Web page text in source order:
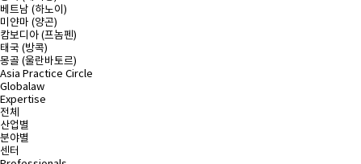
베트남 (하노이)
미얀마 (양곤)
캄보디아 (프놈펜)
태국 (방콕)
몽골 (울란바토르)
Asia Practice Circle
Globalaw
Expertise
전체
산업별
분야별
센터